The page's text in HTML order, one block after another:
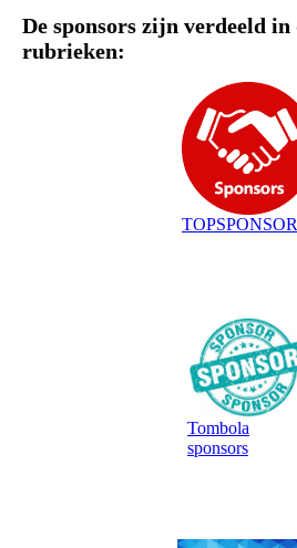
De sponsors zijn verdeeld in
rubrieken:
Tombola
sponsors